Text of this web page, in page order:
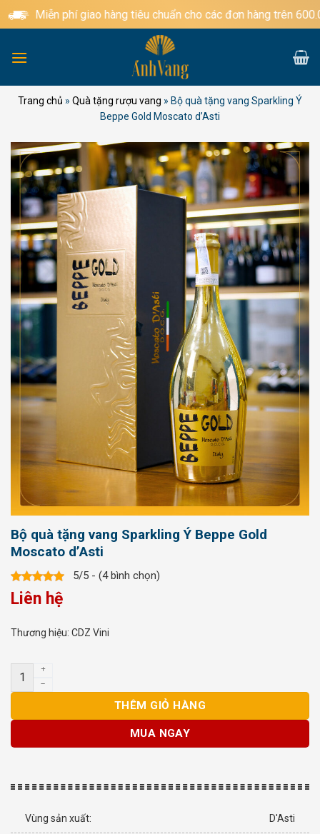
qua
dung
Miễn phí giao hàng tiêu chuẩn cho các đơn hàng trên
Trang chủ » Quà tặng rượu vang » Bộ quà tặng vang Sparkling Ý
Beppe Gold Moscato d’Asti
Bộ quà tặng vang Sparkling Ý Beppe Gold
Moscato d’Asti
5/5 - (4 bình chọn)
Liên hệ
Bộ quà tặng vang Sparkling Ý Beppe Gold Moscato d’Asti số
THÊM GIỎ HÀNG
MUA NGAY
Thương hiệu: CDZ Vini
Vùng sản xuất: D'Asti